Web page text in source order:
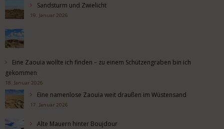
Sandsturm und Zwielicht
19. Januar 2026
Eine Zaouia wollte ich finden – zu einem Schützengraben bin ich
gekommen
18. Januar 2026
Eine namenlose Zaouia weit draußen im Wüstensand
17. Januar 2026
Alte Mauern hinter Boujdour